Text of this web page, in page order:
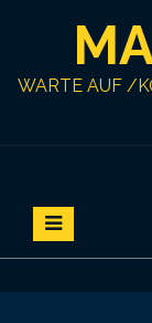
WARTE AUF /